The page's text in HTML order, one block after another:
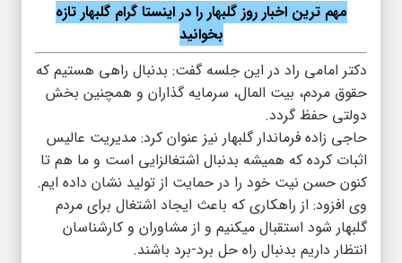
مهم ترین اخبار روز گلبهار را در اینستا گرام گلبهار تازه
بخوانید
دکتر امامی راد در این جلسه گفت: بدنبال راهی هستیم که
حقوق مردم، بیت المال، سرمایه گذاران و همچنین بخش
دولتی حفظ گردد.
حاجی زاده فرماندار گلبهار نیز عنوان کرد: مدیریت عالیس
اثبات کرده که همیشه بدنبال اشتغالزایی است و ما هم تا
کنون حسن نیت خود را در حمایت از تولید نشان داده ایم.
وی افزود: از راهکاری که باعث ایجاد اشتغال برای مردم
گلبهار شود استقبال میکنیم و از مشاوران و کارشناسان
انتظار داریم بدنبال راه حل برد-برد باشند.